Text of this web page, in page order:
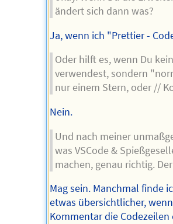
ändert sich dann was?
Ja, wenn ich "Prettier -
Oder hilft es, wenn Du
verwendest, sondern
nur einem Stern, oder //
Nein.
Und nach meiner
was VSCode &
machen, genau richtig.
Mag sein. Manchmal finde
etwas übersichtlicher,
Kommentar die